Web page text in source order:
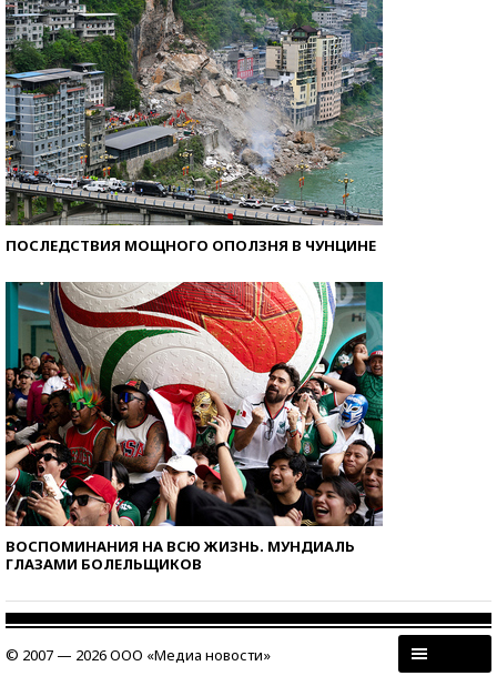
ПОСЛЕДСТВИЯ МОЩНОГО ОПОЛЗНЯ В ЧУНЦИНЕ
ВОСПОМИНАНИЯ НА ВСЮ ЖИЗНЬ. МУНДИАЛЬ
ГЛАЗАМИ БОЛЕЛЬЩИКОВ
© 2007 — 2026 ООО «Медиа новости»